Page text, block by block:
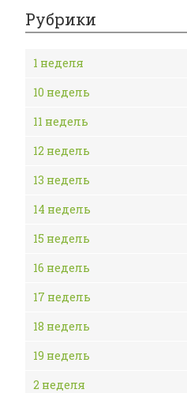
Рубрики
1 неделя
10 недель
11 недель
12 недель
13 недель
14 недель
15 недель
16 недель
17 недель
18 недель
19 недель
2 неделя